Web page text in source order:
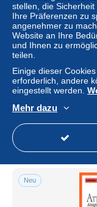
ACCENTEUR
Campagne et
Neu
stellen, die
Ihre Präferenzen zu
angenehmer zu
Website an Ihre
und Ihnen zu
teilen.
Einige dieser
erforderlich, andere
eingestellt werden.
Mehr dazu